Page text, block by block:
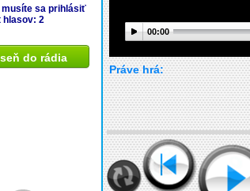
sa prihlásiť
hlasov: 2
do rádia
00:00
Práve hrá: